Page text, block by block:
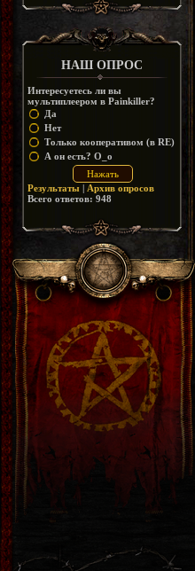
НАШ ОПРОС
Интересуетесь ли вы
мультиплеером в Painkiller?
Да
Нет
Только кооперативом (в RE)
А он есть? O_o
Результаты | Архив опросов
Всего ответов: 948